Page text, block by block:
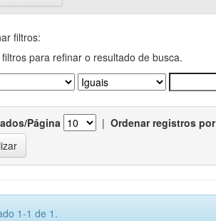
filtros:
filtros para refinar o resultado de busca.
Página | Ordenar registros por
1-1 de 1.